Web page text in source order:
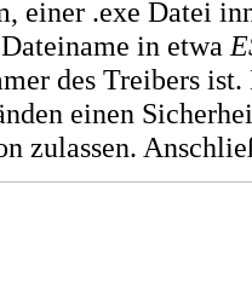
einer .exe Datei
in etwa
des Treibers
einen
zulassen.